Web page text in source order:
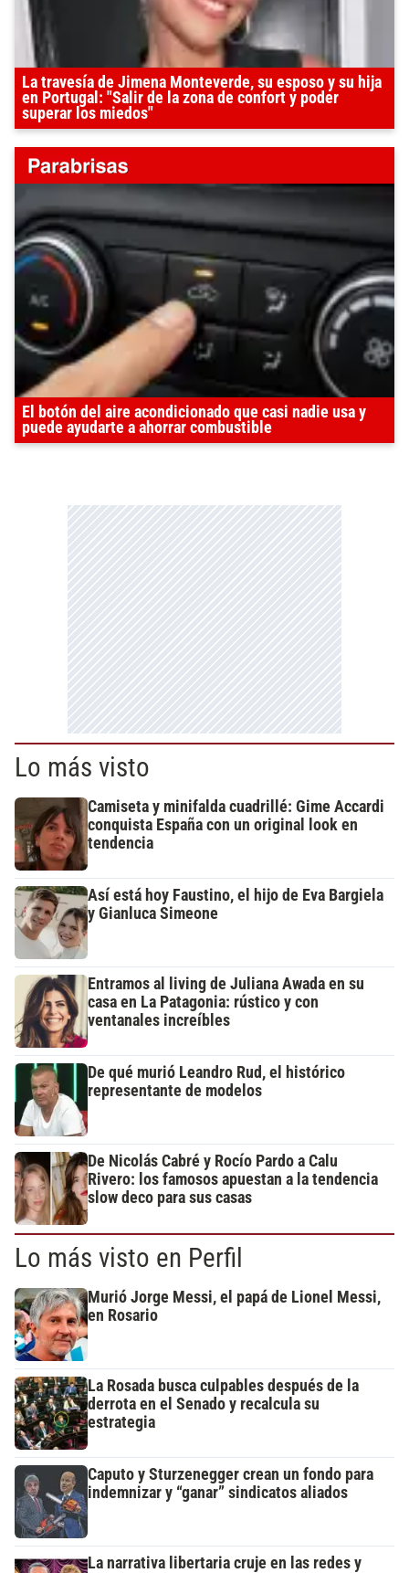
La travesía de Jimena Monteverde, su esposo y su hija
en Portugal: "Salir de la zona de confort y poder
superar los miedos"
El botón del aire acondicionado que casi nadie usa y
puede ayudarte a ahorrar combustible
Lo más visto
Camiseta y minifalda cuadrillé: Gime Accardi
conquista España con un original look en
tendencia
Así está hoy Faustino, el hijo de Eva Bargiela
y Gianluca Simeone
Entramos al living de Juliana Awada en su
casa en La Patagonia: rústico y con
ventanales increíbles
De qué murió Leandro Rud, el histórico
representante de modelos
De Nicolás Cabré y Rocío Pardo a Calu
Rivero: los famosos apuestan a la tendencia
slow deco para sus casas
Lo más visto en Perfil
Murió Jorge Messi, el papá de Lionel Messi,
en Rosario
La Rosada busca culpables después de la
derrota en el Senado y recalcula su
estrategia
Caputo y Sturzenegger crean un fondo para
indemnizar y “ganar” sindicatos aliados
La narrativa libertaria cruje en las redes y